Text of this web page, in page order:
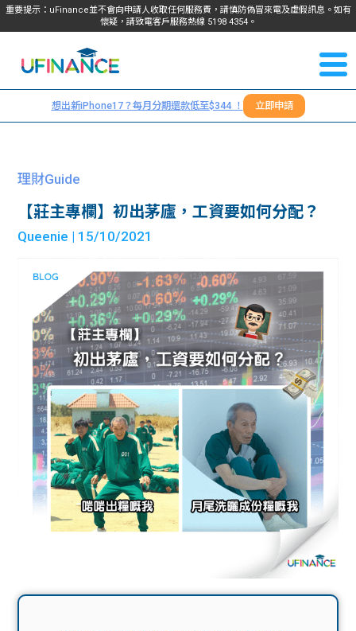
重要提示：uFinance並不會向申請人收取任何服務費，請慎防偽冒來電及虛假訊息。如有
懷疑，請致電客戶服務熱線 5198 4354。
我們
服務
貸款
貸款
計算
學生
故事
生學
資訊
Blog
大專
工推
常見
問題
學生
福利
uFina
nce
聯絡
我們
們
＋
想出新iPhone17？每月分期還款低至$344 ！ 立即申請
理財Guide
【莊主專欄】初出茅廬，工資要如何分配？
Queenie | 15/10/2021